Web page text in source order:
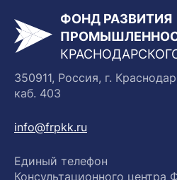
ФОНД РАЗВИТИЯ
350911, Россия, г.
каб. 403
info@frpkk.ru
Единый телефон
Консультационного центра